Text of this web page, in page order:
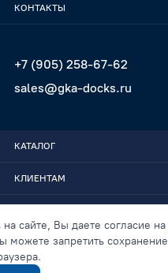
КОНТАКТЫ
+7 (905) 258-67-62
sales@gka-docks.ru
КАТАЛОГ
КЛИЕНТАМ
СВЯЗАТЬСЯ
на сайте, Вы даете согласие на
можете запретить